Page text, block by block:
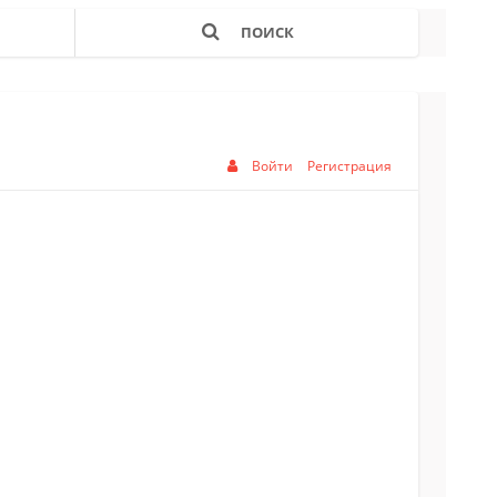
ПОИСК
Войти Регистрация